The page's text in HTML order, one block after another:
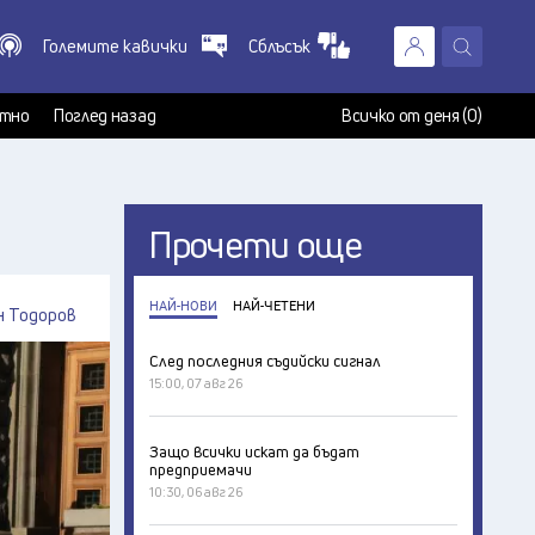
X
Големите кавички Сблъсък
Поглед назад Всичко от деня (0)
Тодоров
Прочети още
НАЙ-НОВИ НАЙ-ЧЕТЕНИ
След последния съдийски сигнал
15:00, 07 авг 26
Защо всички искат да бъдат
предприемачи
10:30, 06 авг 26